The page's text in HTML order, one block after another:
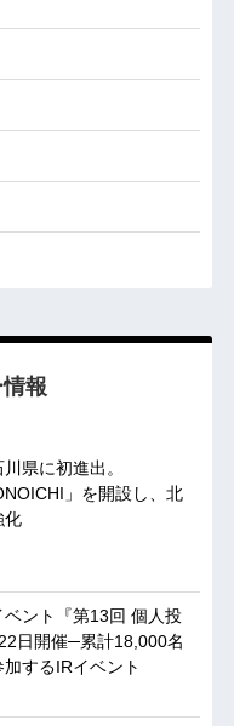
報
県に初進出。
」を開設し、北
化
ント『第13回 個人投
日開催─累計18,000名
するIRイベント